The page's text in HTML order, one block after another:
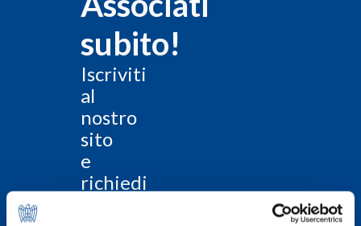
subito!
Iscriviti
al
nostro
sito
e
richiedi